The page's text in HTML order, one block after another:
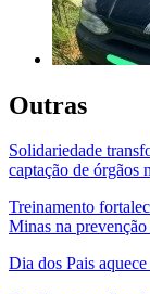
Outras
Solidariedade
captação de órgãos
Treinamento
Minas na
Dia dos Pais